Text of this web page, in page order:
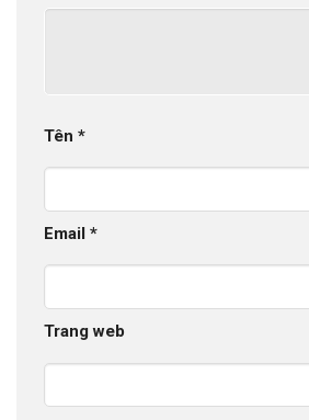
Tên *
Email *
Trang web